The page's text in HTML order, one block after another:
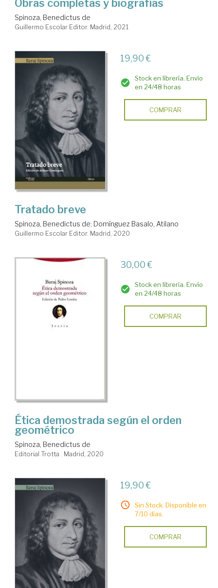
Obras completas y biografías
Spinoza, Benedictus de
Guillermo Escolar Editor. Madrid, 2021
19,90 €
Stock en librería. Envío
en 24/48 horas
COMPRAR
Tratado breve
Spinoza, Benedictus de; Domínguez Basalo, Atilano
Guillermo Escolar Editor. Madrid, 2020
30,00 €
Stock en librería. Envío
en 24/48 horas
COMPRAR
Ética demostrada según el orden
geométrico
Spinoza, Benedictus de
Editorial Trotta . Madrid, 2020
19,90 €
Sin Stock. Disponible en
7/10 días.
COMPRAR